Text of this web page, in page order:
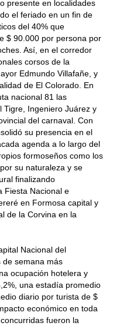
presente en localidades
el feriado en un fin de
del 40% que
$ 90.000 por persona por
Así, en el corredor
corsos de la
Edmundo Villafañe, y
de El Colorado. En
nacional 81 las
Tigre, Ingeniero Juárez y
del carnaval. Con
su presencia en el
agenda a lo largo del
formoseños como los
su naturaleza y se
finalizando
Fiesta Nacional e
en Formosa capital y
de la Corvina en la
Nacional del
de semana más
ocupación hotelera y
una estadía promedio
diario por turista de $
económico en toda
fueron la